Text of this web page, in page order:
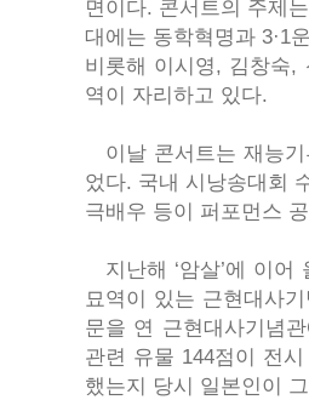
면이다. 콘서트의 주제
대에는 동학혁명과 3·1
비롯해 이시영, 김창숙,
역이 자리하고 있다.
이날 콘서트는 재능기
었다. 국내 시낭송대회
극배우 등이 퍼포먼스
지난해 ‘암살’에 이어
묘역이 있는 근현대사
문을 연 근현대사기념
관련 유물 144점이 전
했는지 당시 일본인이